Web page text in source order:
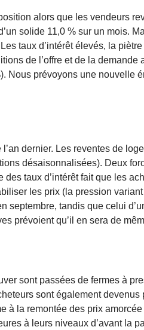
alors que les vendeurs
solide 11,0 % sur un mois.
taux d’intérêt élevés, la
de l’offre et de la demande
Nous prévoyons une nouvelle
dernier. Les reventes de
désaisonnalisées). Deux
taux d’intérêt fait que les
les prix (la pression
septembre, tandis que celui
prévoient qu’il en sera de
sont passées de fermes à
sont également
la remontée des prix
à leurs niveaux d’avant la